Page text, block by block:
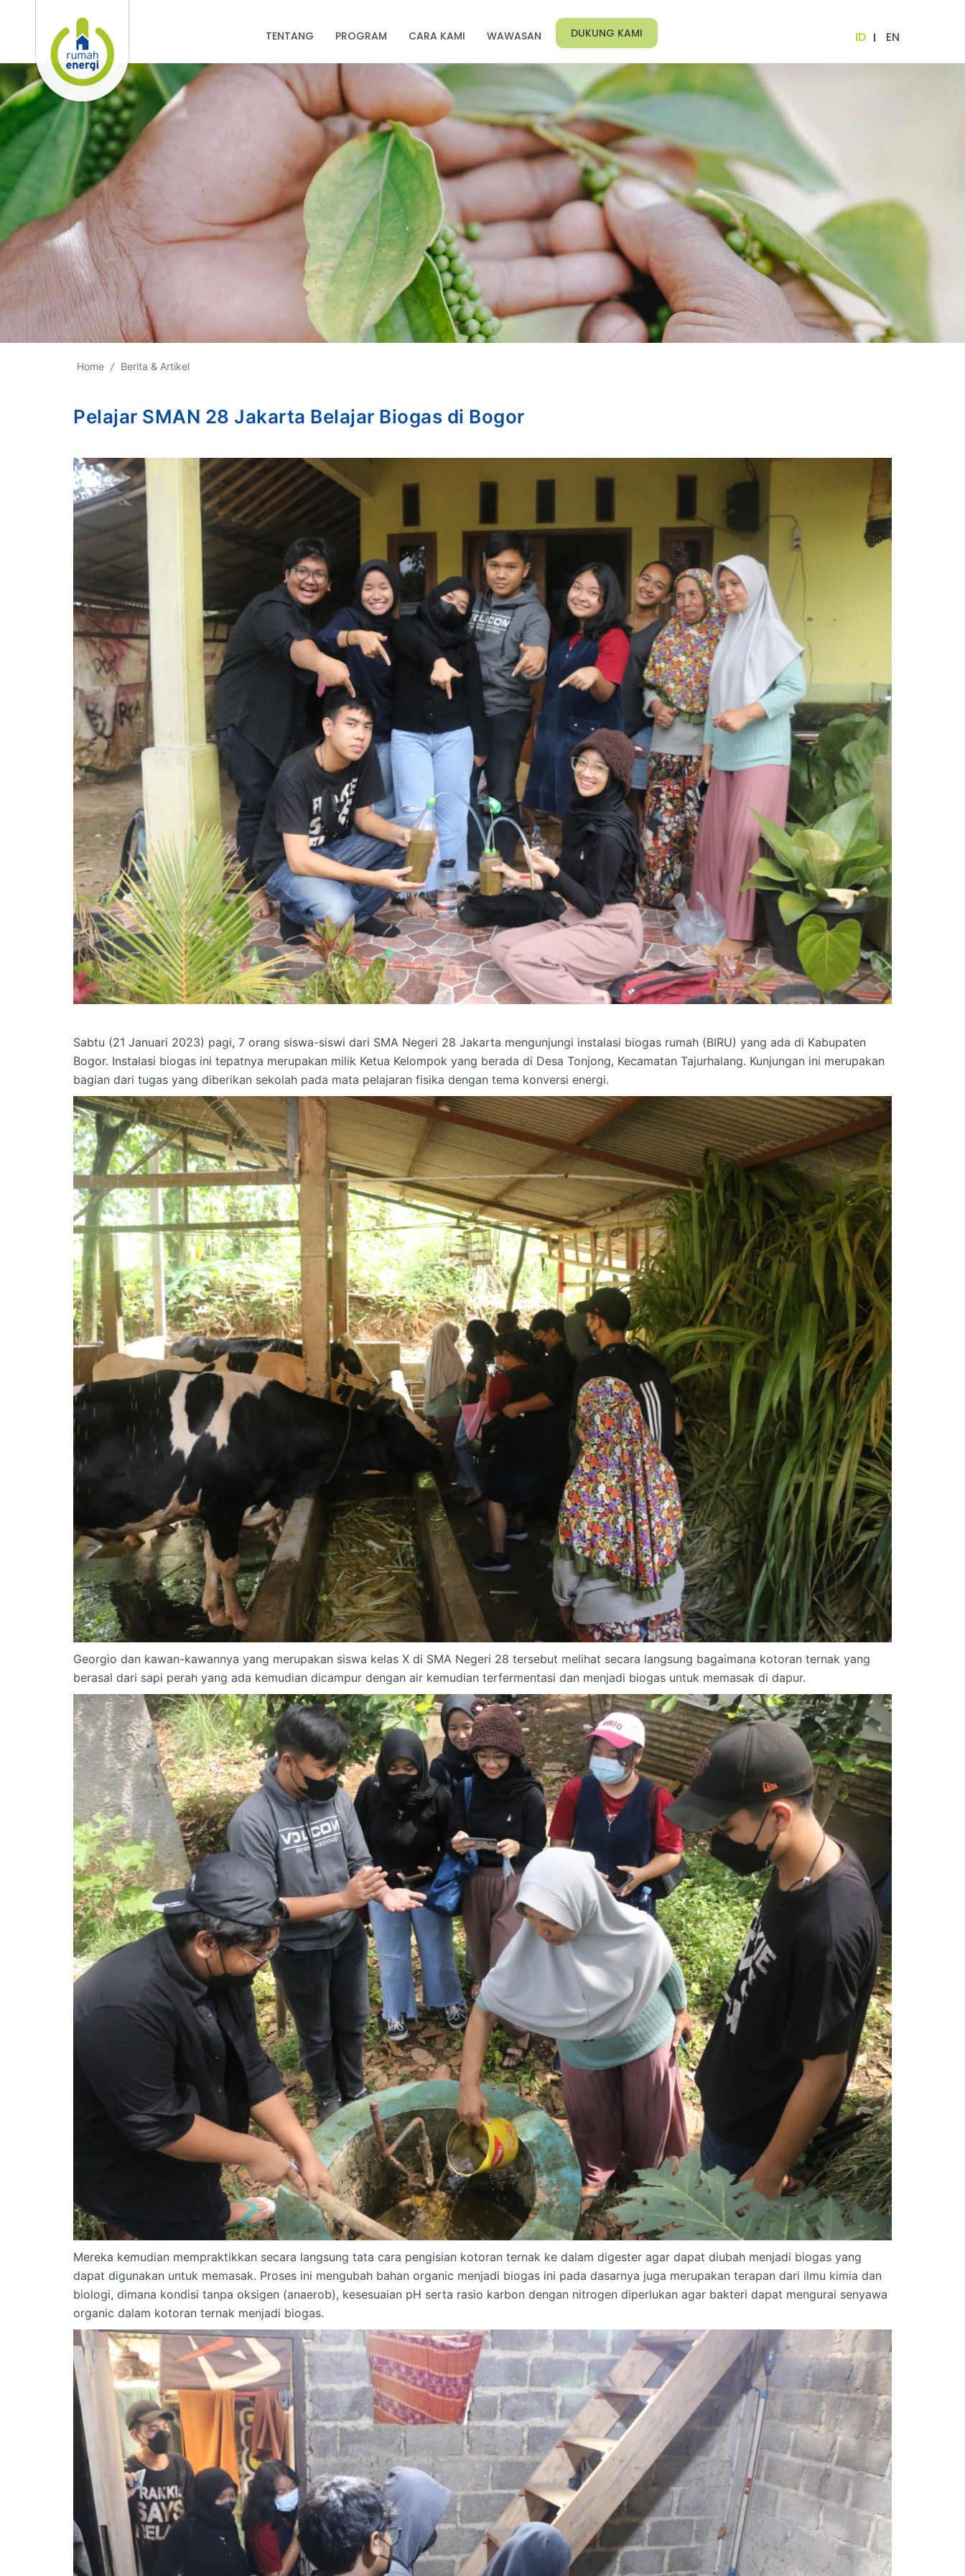
TENTANG PROGRAM CARA KAMI WAWASAN DUKUNG KAMI ID EN
Home / Berita & Artikel
Pelajar SMAN 28 Jakarta Belajar Biogas di Bogor
Sabtu (21 Januari 2023) pagi, 7 orang siswa-siswi dari SMA Negeri 28 Jakarta mengunjungi instalasi biogas rumah (BIRU) yang ada di Kabupaten
Bogor. Instalasi biogas ini tepatnya merupakan milik Ketua Kelompok yang berada di Desa Tonjong, Kecamatan Tajurhalang. Kunjungan ini merupakan
bagian dari tugas yang diberikan sekolah pada mata pelajaran fisika dengan tema konversi energi.
Georgio dan kawan-kawannya yang merupakan siswa kelas X di SMA Negeri 28 tersebut melihat secara langsung bagaimana kotoran ternak yang
berasal dari sapi perah yang ada kemudian dicampur dengan air kemudian terfermentasi dan menjadi biogas untuk memasak di dapur.
Mereka kemudian mempraktikkan secara langsung tata cara pengisian kotoran ternak ke dalam digester agar dapat diubah menjadi biogas yang
dapat digunakan untuk memasak. Proses ini mengubah bahan organic menjadi biogas ini pada dasarnya juga merupakan terapan dari ilmu kimia dan
biologi, dimana kondisi tanpa oksigen (anaerob), kesesuaian pH serta rasio karbon dengan nitrogen diperlukan agar bakteri dapat mengurai senyawa
organic dalam kotoran ternak menjadi biogas.